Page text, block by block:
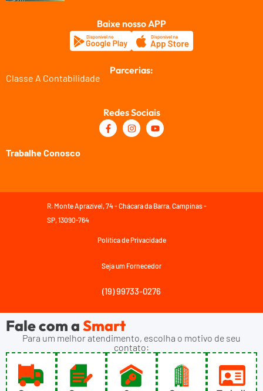
Baixe nosso APP
Parcerias:
Classe A Contabilidade
Redes Sociais
Trabalhe Conosco
R. Monte Aprazível, 74 - Chácara da Barra, Campinas -
SP, 13090-764
Política de Privacidade
Seja um Fornecedor
(19) 99733-0276
Fale com aSmart
Para um melhor atendimento, escolha o motivo de seu
contato: